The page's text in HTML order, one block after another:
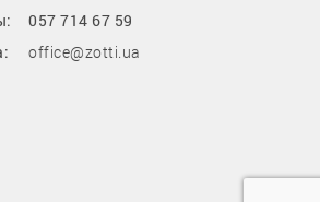
057 714 67 59
office@zotti.ua